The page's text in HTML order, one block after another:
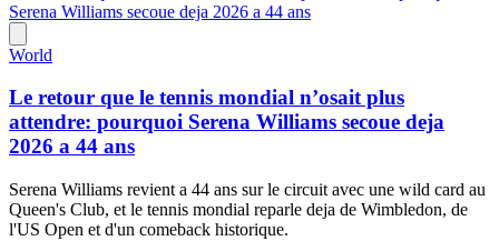
World
Le retour que le tennis mondial n’osait plus
attendre: pourquoi Serena Williams secoue deja
2026 a 44 ans
Serena Williams revient a 44 ans sur le circuit avec une wild card au
Queen's Club, et le tennis mondial reparle deja de Wimbledon, de
l'US Open et d'un comeback historique.